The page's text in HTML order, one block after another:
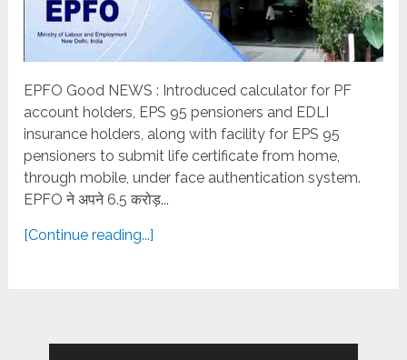
EPFO Good NEWS : Introduced calculator for PF
account holders, EPS 95 pensioners and EDLI
insurance holders, along with facility for EPS 95
pensioners to submit life certificate from home,
through mobile, under face authentication system.
EPFO ने अपने 6.5 करोड़...
[Continue reading...]